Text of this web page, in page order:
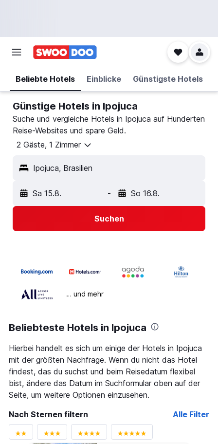
Beliebte Hotels Einblicke Günstigste Hotels
Günstige Hotels in Ipojuca
Suche und vergleiche Hotels in Ipojuca auf Hunderten
Reise-Websites und spare Geld.
2 Gäste, 1 Zimmer
Ipojuca, Brasilien
Sa 15.8. - So 16.8.
Suchen
… und mehr
Beliebteste Hotels in Ipojuca
Hierbei handelt es sich um einige der Hotels in Ipojuca
mit der größten Nachfrage. Wenn du nicht das Hotel
findest, das du suchst und beim Reisedatum flexibel
bist, ändere das Datum im Suchformular oben auf der
Seite, um weitere Optionen einzusehen.
Nach Sternen filtern
Alle Filter